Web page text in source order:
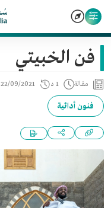
فن الخبيتي
مقالة 1 د 22/09/2021
فنون أدائية